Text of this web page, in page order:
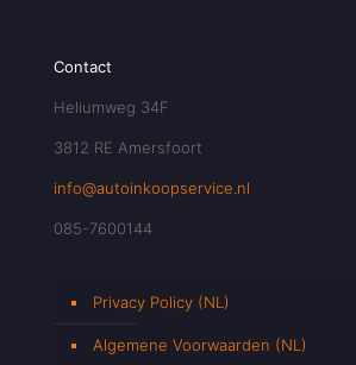
Contact
Heliumweg 34F
3812 RE Amersfoort
info@autoinkoopservice.nl
085-7600144
Privacy Policy (NL)
Algemene Voorwaarden (NL)